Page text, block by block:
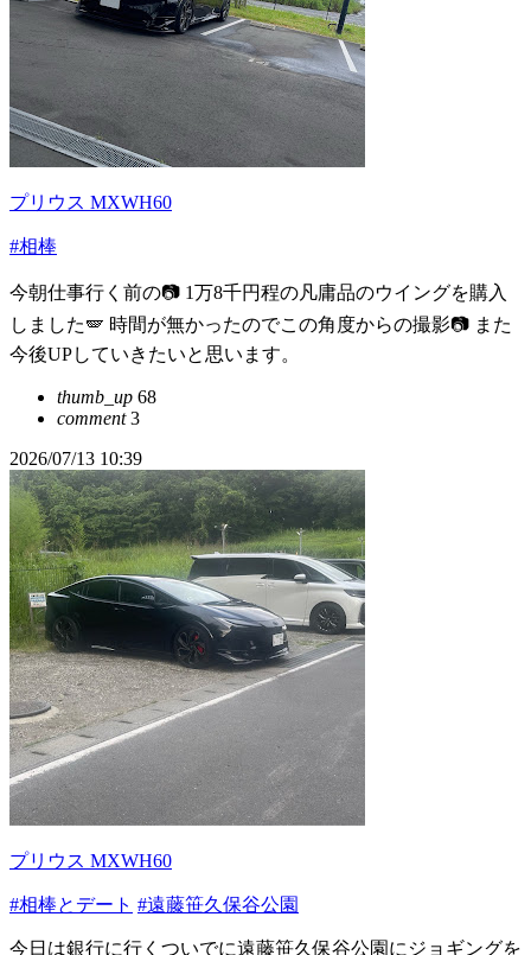
プリウス MXWH60
#相棒
今朝仕事行く前の📷 1万8千円程の凡庸品のウイングを購入
しました🪽 時間が無かったのでこの角度からの撮影📷 また
今後UPしていきたいと思います。
thumb_up 68
comment3
2026/07/13 10:39
プリウス MXWH60
#相棒とデート #遠藤笹久保谷公園
今日は銀行に行くついでに遠藤笹久保谷公園にジョギングを